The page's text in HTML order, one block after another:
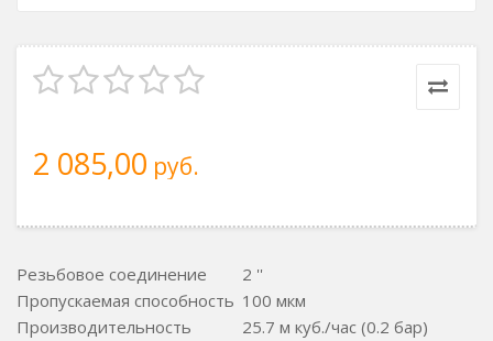
2 085,00 руб.
Резьбовое соединение
2 ''
Пропускаемая способность 100 мкм
Производительность
25.7 м куб./час (0.2 бар)